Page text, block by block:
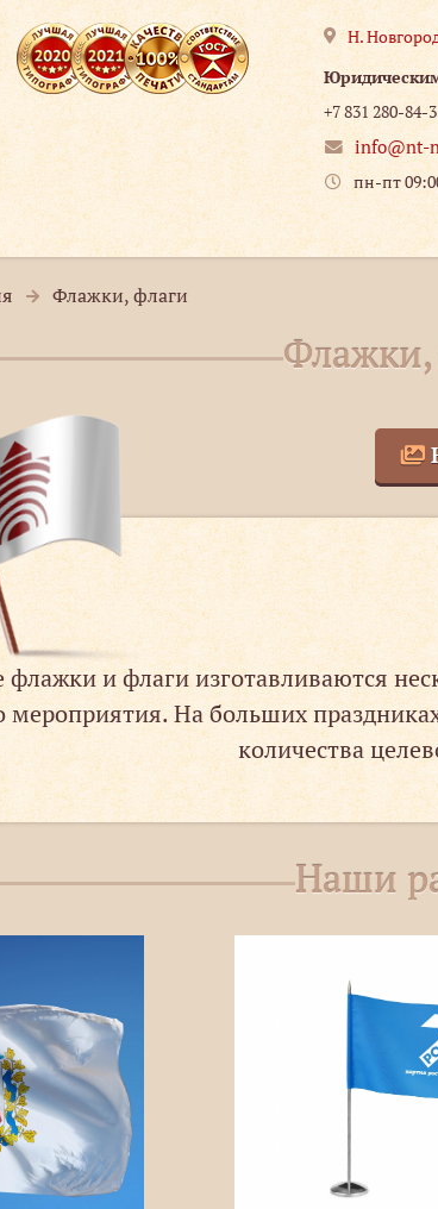
Н.
+7 831 280-84-
info@nt-
пн-пт
Флажки, флаги
и флаги изготавливаются
мероприятия. На больших
количества
Наши